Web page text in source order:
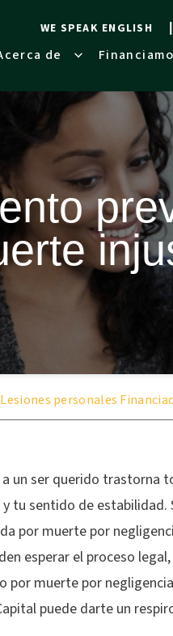
WE SPEAK ENGLISH
de
personales
un ser querido trastorna
tu sentido de estabilidad.
por muerte por
esperar el proceso
por muerte por
puede darte un